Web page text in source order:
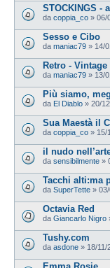
STOCKINGS -
da coppia_co » 06/
Sesso e Cibo
da maniac79 » 14/
Retro - Vintage
da maniac79 » 13/
Più siamo,
da El Diablo » 20/
Sua Maestà il
da coppia_co » 15/
il nudo
da sensibilmente »
Tacchi alti:ma
da SuperTette »
Octavia Red
da Giancarlo Nigro
Tushy.com
da asdone » 18/11/